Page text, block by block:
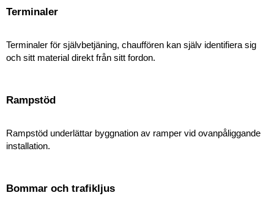
Terminaler
Terminaler för självbetjäning, chauffören kan själv identifiera sig
och sitt material direkt från sitt fordon.
Rampstöd
Rampstöd underlättar byggnation av ramper vid ovan­påliggande
installation.
Bommar och trafikljus